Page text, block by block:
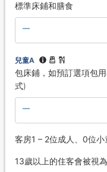
標準床鋪和膳食
兒童A
包床鋪，如預訂選項包
式)
客房1 – 2位成人、0位小
13歲以上的住客會被視